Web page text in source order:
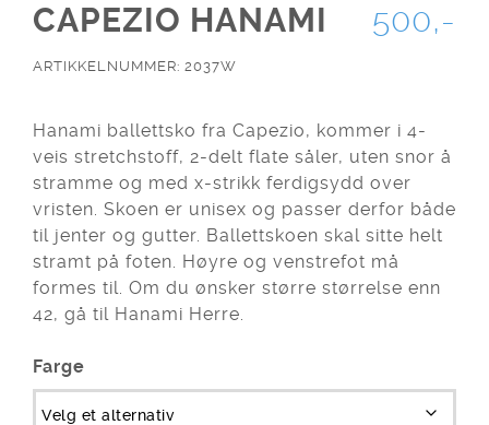
CAPEZIO HANAMI 500,-
ARTIKKELNUMMER: 2037W
Hanami ballettsko fra Capezio, kommer i 4-
veis stretchstoff, 2-delt flate såler, uten snor å
stramme og med x-strikk ferdigsydd over
vristen. Skoen er unisex og passer derfor både
til jenter og gutter. Ballettskoen skal sitte helt
stramt på foten. Høyre og venstrefot må
formes til. Om du ønsker større størrelse enn
42, gå til Hanami Herre.
Farge